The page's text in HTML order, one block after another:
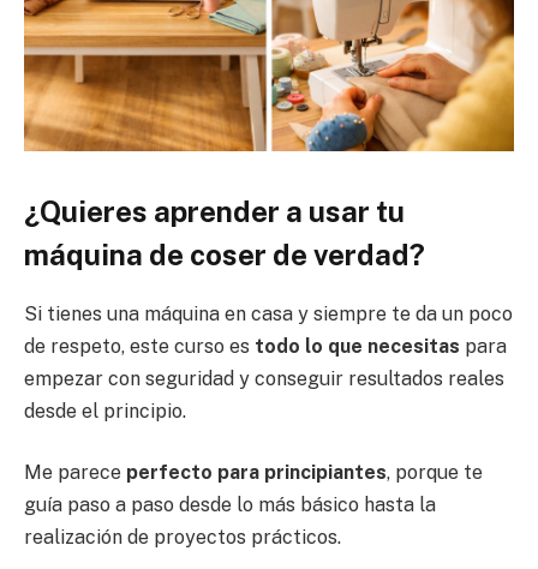
¿Quieres aprender a usar tu
máquina de coser de verdad?
Si tienes una máquina en casa y siempre te da un poco
de respeto, este curso es todo lo que necesitas para
empezar con seguridad y conseguir resultados reales
desde el principio.
Me parece perfecto para principiantes, porque te
guía paso a paso desde lo más básico hasta la
realización de proyectos prácticos.